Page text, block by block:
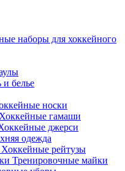
наборы для хоккейного
и белье
носки
Хоккейные гамаши
джерси
одежда
Хоккейные рейтузы
Тренировочные майки